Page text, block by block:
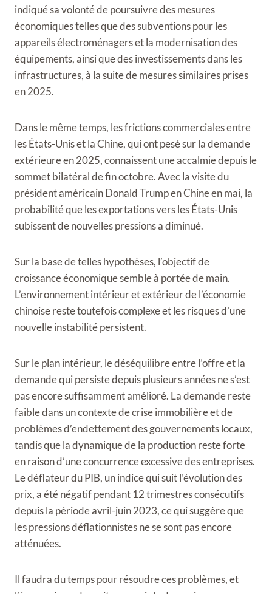
indiqué sa volonté de poursuivre des mesures
économiques telles que des subventions pour les
appareils électroménagers et la modernisation des
équipements, ainsi que des investissements dans les
infrastructures, à la suite de mesures similaires prises
en 2025.
Dans le même temps, les frictions commerciales entre
les États-Unis et la Chine, qui ont pesé sur la demande
extérieure en 2025, connaissent une accalmie depuis le
sommet bilatéral de fin octobre. Avec la visite du
président américain Donald Trump en Chine en mai, la
probabilité que les exportations vers les États-Unis
subissent de nouvelles pressions a diminué.
Sur la base de telles hypothèses, l’objectif de
croissance économique semble à portée de main.
L’environnement intérieur et extérieur de l’économie
chinoise reste toutefois complexe et les risques d’une
nouvelle instabilité persistent.
Sur le plan intérieur, le déséquilibre entre l’offre et la
demande qui persiste depuis plusieurs années ne s’est
pas encore suffisamment amélioré. La demande reste
faible dans un contexte de crise immobilière et de
problèmes d’endettement des gouvernements locaux,
tandis que la dynamique de la production reste forte
en raison d’une concurrence excessive des entreprises.
Le déflateur du PIB, un indice qui suit l’évolution des
prix, a été négatif pendant 12 trimestres consécutifs
depuis la période avril-juin 2023, ce qui suggère que
les pressions déflationnistes ne se sont pas encore
atténuées.
Il faudra du temps pour résoudre ces problèmes, et